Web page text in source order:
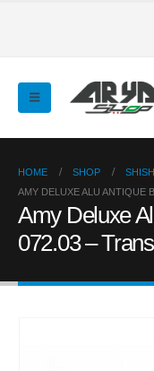
HOME SHOP
AMY DELUXE ALU ANTIQUE
Amy Deluxe
072.03 –